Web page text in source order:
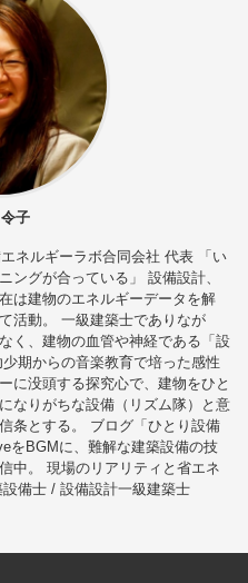
子
エネルギーラボ合同会社 代表 「い
ングが合っている」 設備設計、
は建物のエネルギーデータを解
活動。 一級建築士でありなが
く、建物の血管や神経である「設
期からの音楽教育で培った感性
に没頭する探究心で、建物をひと
なりがちな設備（リズム隊）と意
条とする。 ブログ「ひとり設備
をBGMに、難解な建築設備の技
中。 現場のリアリティと省エネ
備士 / 設備設計一級建築士